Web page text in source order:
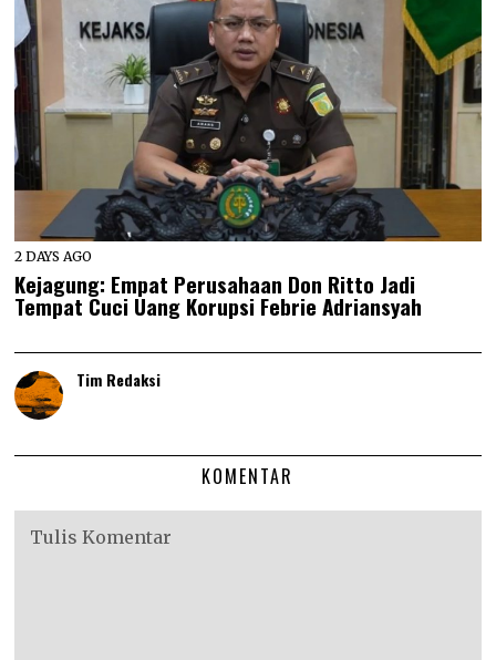
2 DAYS AGO
Kejagung: Empat Perusahaan Don Ritto Jadi
Tempat Cuci Uang Korupsi Febrie Adriansyah
Tim Redaksi
KOMENTAR